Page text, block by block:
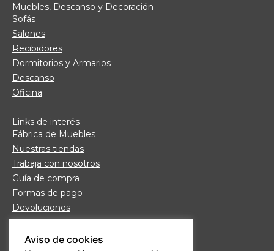
Muebles, Descanso y Decoración
Sofás
Salones
Recibidores
Dormitorios y Armarios
Descanso
Oficina
Links de interés
Fábrica de Muebles
Nuestras tiendas
Trabaja con nosotros
Guía de compra
Formas de pago
Devoluciones
Garantía Daicar
Preguntas frecuentes
Aviso de cookies